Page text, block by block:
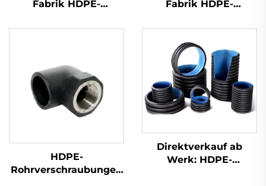
Fabrik HDPE-
Stumpfschweiß-
Fabrik HDPE-
Außengewinde-
Adapter
HDPE-
Rohrverschraubungen
Direktverkauf ab
Werk: HDPE-